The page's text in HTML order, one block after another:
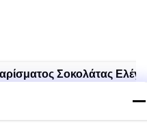
Σοκολάτας